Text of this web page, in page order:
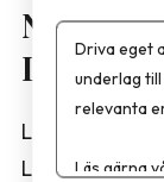
Nya
Driva eget
underlag
relevanta
Läs gärna